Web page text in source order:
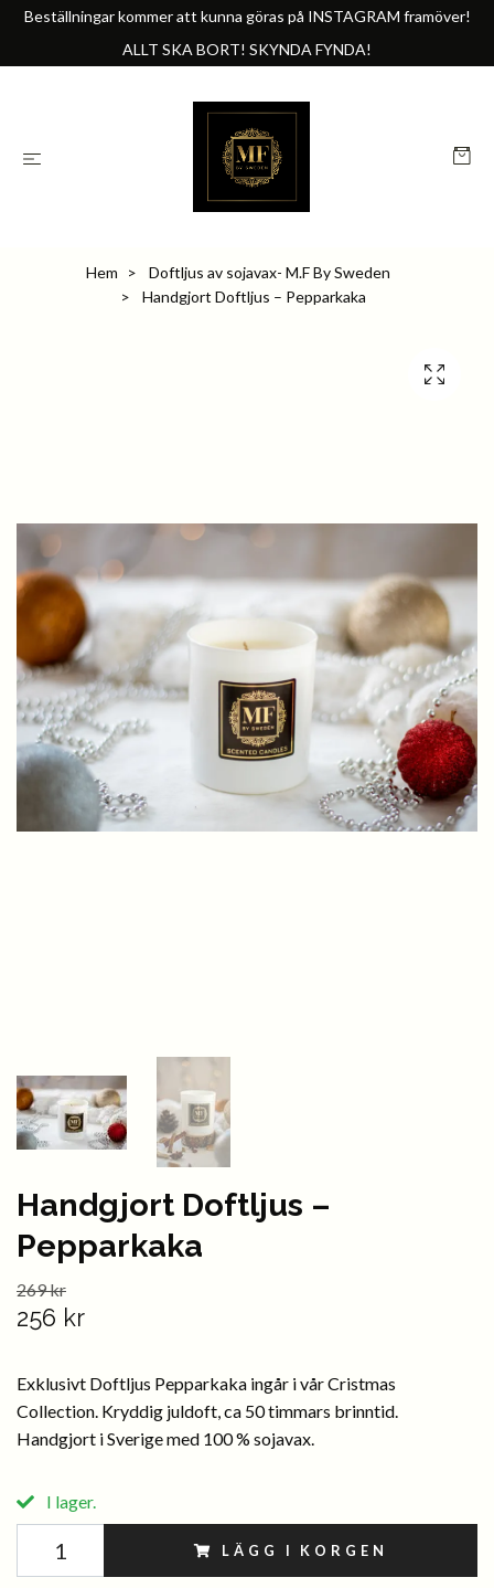
Beställningar kommer att kunna göras på INSTAGRAM framöver!
ALLT SKA BORT! SKYNDA FYNDA!
Hem
Doftljus av sojavax- M.F By Sweden
Handgjort Doftljus – Pepparkaka
Handgjort Doftljus –
Pepparkaka
269 kr
256 kr
Exklusivt Doftljus Pepparkaka ingår i vår Cristmas
Collection. Kryddig juldoft, ca 50 timmars brinntid.
Handgjort i Sverige med 100 % sojavax.
I lager.
LÄGG I KORGEN